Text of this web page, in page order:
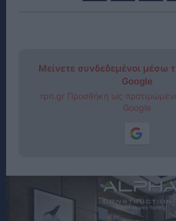
Μείνετε συνδεδεμένοι μέσω
Google
rpn.gr Προσθήκη ως
Google